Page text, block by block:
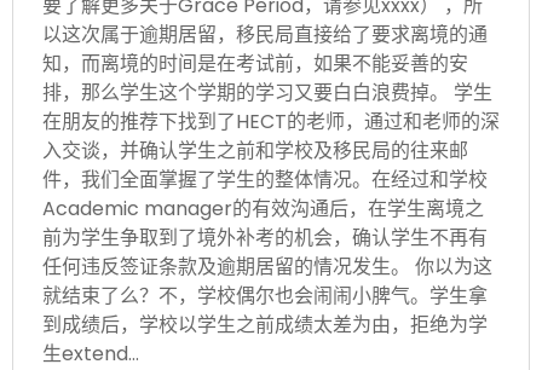
要了解更多关于Grace Period，请参见xxxx） ，所
以这次属于逾期居留，移民局直接给了要求离境的通
知，而离境的时间是在考试前，如果不能妥善的安
排，那么学生这个学期的学习又要白白浪费掉。 学生
在朋友的推荐下找到了HECT的老师，通过和老师的深
入交谈，并确认学生之前和学校及移民局的往来邮
件，我们全面掌握了学生的整体情况。在经过和学校
Academic manager的有效沟通后，在学生离境之
前为学生争取到了境外补考的机会，确认学生不再有
任何违反签证条款及逾期居留的情况发生。 你以为这
就结束了么？不，学校偶尔也会闹闹小脾气。学生拿
到成绩后，学校以学生之前成绩太差为由，拒绝为学
生extend…